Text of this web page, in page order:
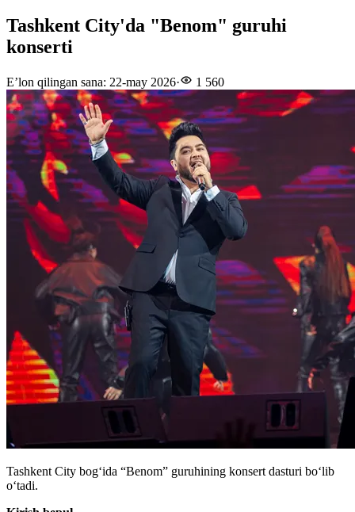
Tashkent City'da "Benom" guruhi
konserti
E’lon qilingan sana: 22-may 2026· 1 560
Tashkent City bogʻida “Benom” guruhining konsert dasturi boʻlib
oʻtadi.